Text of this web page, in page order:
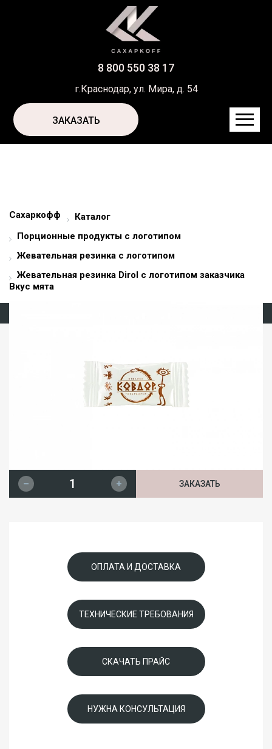
8 800 550 38 17
г.Краснодар, ул. Мира, д. 54
ЗАКАЗАТЬ
Сахаркофф
Каталог
Порционные продукты с логотипом
Жевательная резинка с логотипом
Жевательная резинка Dirol с логотипом заказчика
Вкус мята
ЗАКАЗАТЬ
ОПЛАТА И ДОСТАВКА
ТЕХНИЧЕСКИЕ ТРЕБОВАНИЯ
СКАЧАТЬ ПРАЙС
НУЖНА КОНСУЛЬТАЦИЯ